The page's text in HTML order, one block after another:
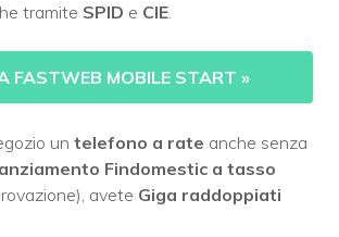
tramite SPID e CIE.
FASTWEB MOBILE START »
un telefono a rate anche senza
Findomestic a tasso
avete Giga raddoppiati